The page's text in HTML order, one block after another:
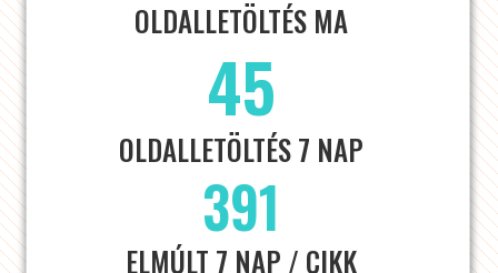
OLDALLETÖLTÉS MA
45
OLDALLETÖLTÉS 7 NAP
391
ELMÚLT 7 NAP / CIKK